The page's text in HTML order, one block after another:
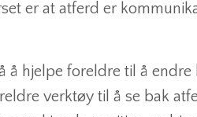
er at atferd er
å hjelpe foreldre til å
verktøy til å se bak